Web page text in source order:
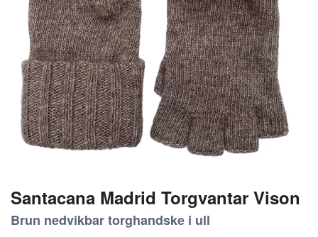
Santacana Madrid Torgvantar Vison
Brun nedvikbar torghandske i ull